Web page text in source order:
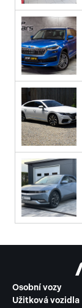
Osobní vozy
Užitková vozidla